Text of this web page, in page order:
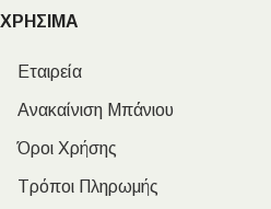
ΧΡΗΣΙΜΑ
Εταιρεία
Ανακαίνιση Μπάνιου
Όροι Χρήσης
Τρόποι Πληρωμής